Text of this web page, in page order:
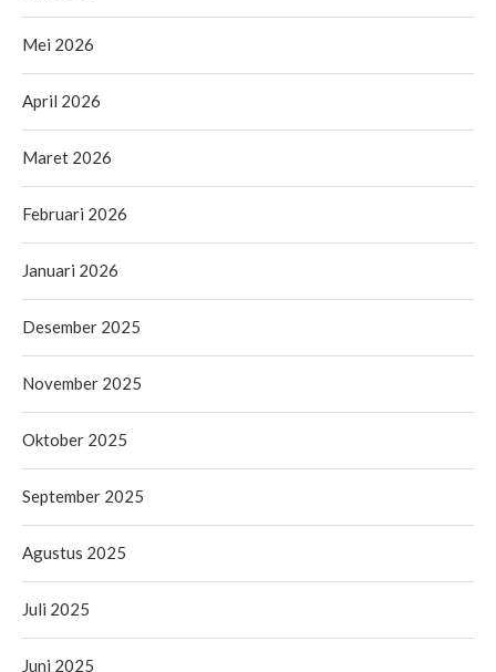
Mei 2026
April 2026
Maret 2026
Februari 2026
Januari 2026
Desember 2025
November 2025
Oktober 2025
September 2025
Agustus 2025
Juli 2025
Juni 2025